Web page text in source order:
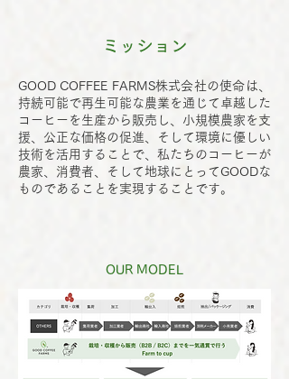
ミッション
GOOD COFFEE FARMS株式会社の使命は、
持続可能で再生可能な農業を通じて卓越した
コーヒーを生産から販売し、小規模農家を支
援、公正な価格の促進、そして環境に優しい
技術を活用することで、私たちのコーヒーが
農家、消費者、そして地球にとってGOODな
ものであることを実現することです。
OUR MODEL